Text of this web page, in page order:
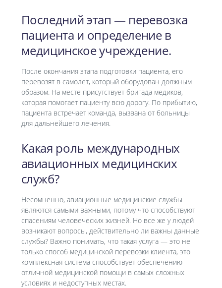
Последний этап — перевозка
пациента и определение в
медицинское учреждение.
После окончания этапа подготовки пациента, его
перевозят в самолет, который оборудован должным
образом. На месте присутствует бригада медиков,
которая помогает пациенту всю дорогу. По прибытию,
пациента встречает команда, вызвана от больницы
для дальнейшего лечения.
Какая роль международных
авиационных медицинских
служб?
Несомненно, авиационные медицинские службы
являются самыми важными, потому что способствуют
спасениям человеческих жизней. Но все же у людей
возникают вопросы, действительно ли важны данные
службы? Важно понимать, что такая услуга — это не
только способ медицинской перевозки клиента, это
комплексная система способствует обеспечению
отличной медицинской помощи в самых сложных
условиях и недоступных местах.